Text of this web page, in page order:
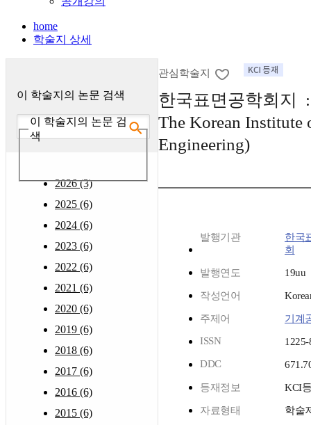
home
학술지 상세
이 학술지의 논문 검색
이 학술지의 논문 검
색
2026 (3)
2025 (6)
2024 (6)
2023 (6)
2022 (6)
2021 (6)
2020 (6)
2019 (6)
2018 (6)
2017 (6)
2016 (6)
2015 (6)
관심학술지
한국표면공학회지
The Korean Institute
Engineering)
발행기관
한국
회
발행연도 19uu
작성언어
주제어
기계
ISSN
1225-
DDC
등재정보 KCI
자료형태 학술